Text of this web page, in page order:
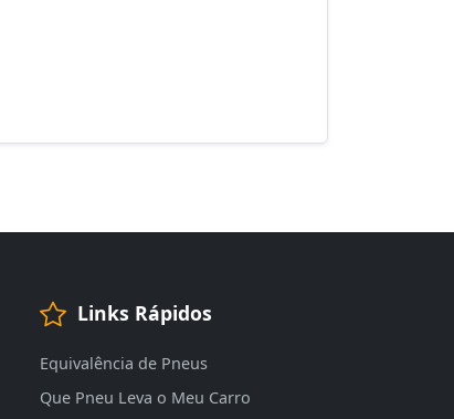
Links Rápidos
Equivalência de Pneus
Que Pneu Leva o Meu Carro